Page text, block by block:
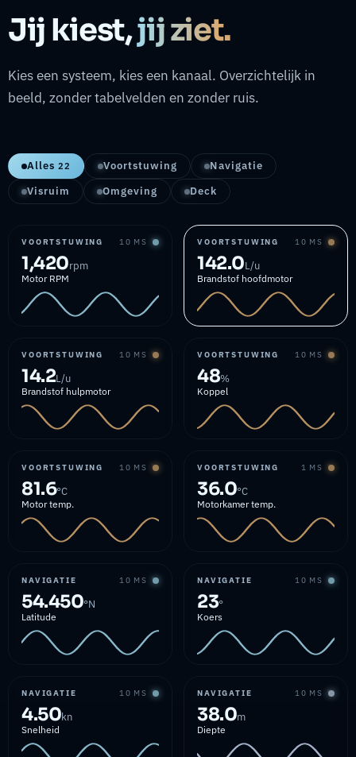
Jij kiest,jij ziet.
Kies een systeem, kies een kanaal. Overzichtelijk in
beeld, zonder tabelvelden en zonder ruis.
Alles 22 Voortstuwing
Navigatie
Visruim
Omgeving Deck
VOORTSTUWING 10 MS
1,420rpm
Motor RPM
VOORTSTUWING 10 MS
142.0L/u
Brandstof hoofdmotor
VOORTSTUWING 10 MS
14.2L/u
Brandstof hulpmotor
VOORTSTUWING 10 MS
48%
Koppel
VOORTSTUWING 10 MS
81.6°C
Motor temp.
VOORTSTUWING 1 MS
36.0°C
Motorkamer temp.
NAVIGATIE 10 MS
54.450°N
Latitude
NAVIGATIE 10 MS
23°
Koers
NAVIGATIE 10 MS
4.50kn
Snelheid
NAVIGATIE 10 MS
38.0m
Diepte